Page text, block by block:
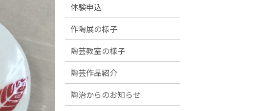
体験申込
作陶展の様子
陶芸教室の様子
陶芸作品紹介
陶治からのお知らせ